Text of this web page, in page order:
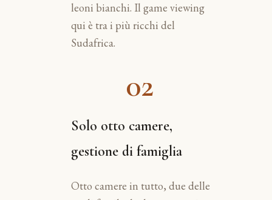
leoni bianchi. Il game viewing
qui è tra i più ricchi del
Sudafrica.
02
Solo otto camere,
gestione di famiglia
Otto camere in tutto, due delle